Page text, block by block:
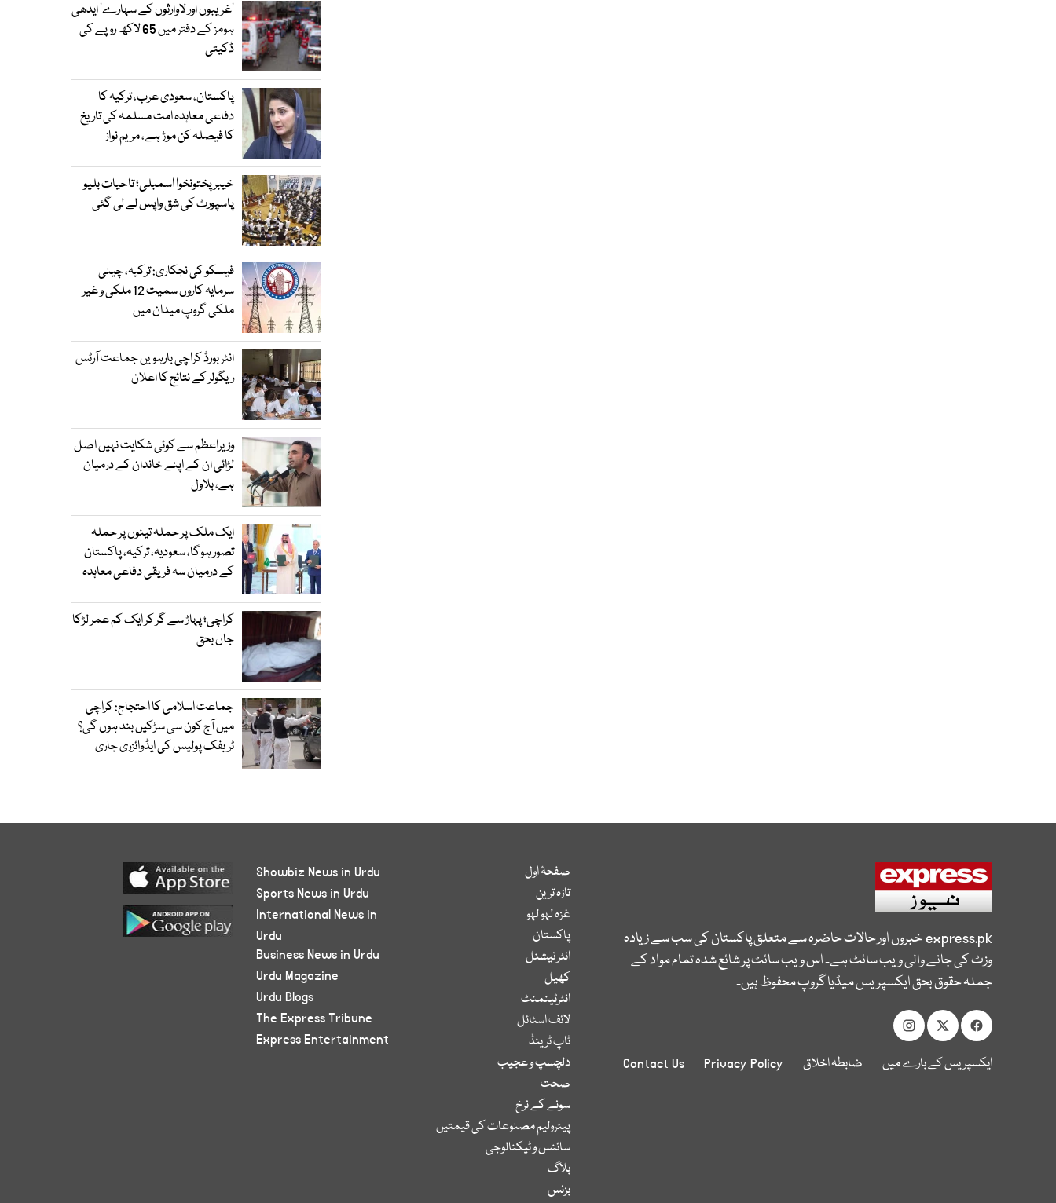
’غریبوں اور لاوارثوں کے سہارے‘ ایدھی
ہومز کے دفتر میں 65 لاکھ روپے کی
ڈکیتی
پاکستان، سعودی عرب، ترکیہ کا
دفاعی معاہدہ امت مسلمہ کی تاریخ
کا فیصلہ کن موڑ ہے، مریم نواز
خیبرپختونخوا اسمبلی؛ تاحیات بلیو
پاسپورٹ کی شق واپس لے لی گئی
فیسکو کی نجکاری: ترکیہ، چینی
سرمایہ کاروں سمیت 12 ملکی و غیر
ملکی گروپ میدان میں
انٹر بورڈ کراچی بارہویں جماعت آرٹس
ریگولر کے نتائج کا اعلان
وزیراعظم سے کوئی شکایت نہیں اصل
لڑائی ان کے اپنے خاندان کے درمیان
ہے، بلاول
ایک ملک پر حملہ تینوں پر حملہ
تصور ہوگا، سعودیہ، ترکیہ، پاکستان
کے درمیان سہ فریقی دفاعی معاہدہ
کراچی؛ پہاڑ سے گر کر ایک کم عمر لڑکا
جاں بحق
جماعت اسلامی کا احتجاج: کراچی
میں آج کون سی سڑکیں بند ہوں گی؟
ٹریفک پولیس کی ایڈوائزری جاری
express.pkخبروں اور حالات حاضرہ سے متعلق پاکستان کی سب سے زیادہ
وزٹ کی جانے والی ویب سائٹ ہے۔ اس ویب سائٹ پر شائع شدہ تمام مواد کے
جملہ حقوق بحق ایکسپریس میڈیا گروپ محفوظ ہیں۔
ایکسپریس کے بارے میں ضابطہ اخلاق Privacy Policy
Contact Us
صفحۂ اول
تازہ ترین
غزہ لہو لہو
پاکستان
انٹر نیشنل
کھیل
انٹرٹینمنٹ
لائف اسٹائل
ٹاپ ٹرینڈ
دلچسپ و عجیب
صحت
سونے کے نرخ
پیٹرولیم مصنوعات کی قیمتیں
سائنس و ٹیکنالوجی
بلاگ
بزنس
Showbiz News in Urdu
Sports News in Urdu
International News in
Urdu
Business News in Urdu
Urdu Magazine
Urdu Blogs
The Express Tribune
Express Entertainment